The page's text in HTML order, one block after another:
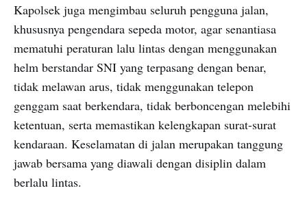
Kapolsek juga mengimbau seluruh pengguna jalan,
khususnya pengendara sepeda motor, agar senantiasa
mematuhi peraturan lalu lintas dengan menggunakan
helm berstandar SNI yang terpasang dengan benar,
tidak melawan arus, tidak menggunakan telepon
genggam saat berkendara, tidak berboncengan melebihi
ketentuan, serta memastikan kelengkapan surat-surat
kendaraan. Keselamatan di jalan merupakan tanggung
jawab bersama yang diawali dengan disiplin dalam
berlalu lintas.